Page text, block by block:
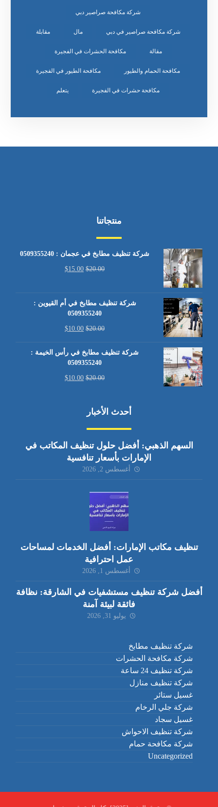
شركة مكافحة صراصير دبي
شركة مكافحة صراصير في دبي مال مقابلة
مقالة مكافحة الحشرات في الفجيرة
مكافحة الحمام والطيور مكافحة الطيور في الفجيرة
مكافحة حشرات في الفجيرة يتعلم
منتجاتنا
شركة تنظيف مطابخ في عجمان : 0509355240
$20.00
$15.00
شركة تنظيف مطابخ في أم القيوين :
0509355240
$20.00
$10.00
شركة تنظيف مطابخ في رأس الخيمة :
0509355240
$20.00
$10.00
أحدث الأخبار
السهم الذهبي: أفضل حلول تنظيف المكاتب في
الإمارات بأسعار تنافسية
أغسطس 2, 2026
تنظيف مكاتب الإمارات: أفضل الخدمات لمساحات
عمل احترافية
أغسطس 1, 2026
أفضل شركة تنظيف مستشفيات في الشارقة: نظافة
فائقة لبيئة آمنة
يوليو 31, 2026
شركة تنظيف مطابخ
شركة مكافحة الحشرات
شركة تنظيف 24 ساعة
شركة تنظيف منازل
غسيل ستائر
شركة جلي الرخام
غسيل سجاد
شركة تنظيف الاحواش
شركة مكافحة حمام
Uncategorized